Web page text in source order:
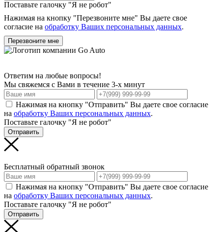
Поставьте галочку "Я не робот"
Нажимая на кнопку "Перезвоните мне" Вы даете свое
согласие на обработку Ваших персональных данных.
Перезвоните мне
Ответим на любые вопросы!
Мы свяжемся с Вами в течение 3-х минут
Нажимая на кнопку "Отправить" Вы даете свое согласие
на обработку Ваших персональных данных.
Поставьте галочку "Я не робот"
Отправить
Бесплатный обратный звонок
Нажимая на кнопку "Отправить" Вы даете свое согласие
на обработку Ваших персональных данных.
Поставьте галочку "Я не робот"
Отправить